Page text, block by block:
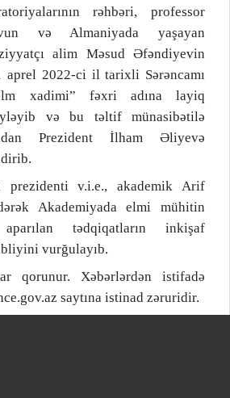
rəhbəri, professor
və Almaniyada yaşayan
alim Məsud Əfəndiyevin
aprel 2022-ci il tarixli Sərəncamı
xadimi” fəxri adına layiq
və bu təltif münasibətilə
Prezident İlham Əliyevə
prezidenti v.i.e., akademik Arif
Akademiyada elmi mühitin
tədqiqatların inkişaf
vurğulayıb.
qorunur. Xəbərlərdən istifadə
saytına istinad zəruridir.